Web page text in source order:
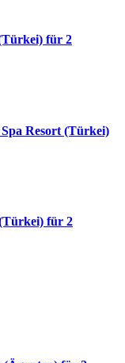
für 2
Resort (Türkei)
für 2